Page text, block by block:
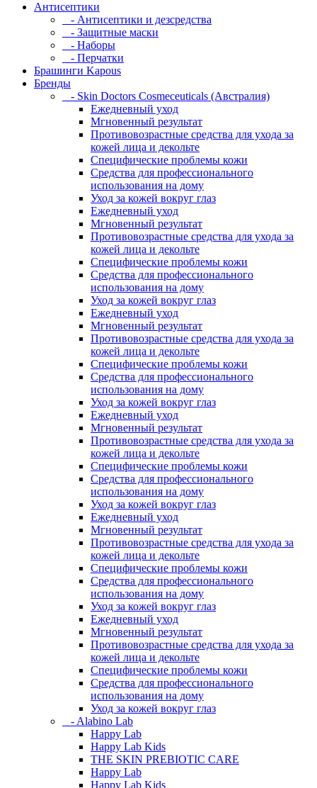
Антисептики
- Антисептики и дезсредства
- Защитные маски
- Наборы
- Перчатки
Брашинги Kapous
Бренды
- Skin Doctors Cosmeceuticals (Австралия)
Ежедневный уход
Мгновенный результат
Противовозрастные средства для ухода за
кожей лица и декольте
Специфические проблемы кожи
Средства для профессионального
использования на дому
Уход за кожей вокруг глаз
Ежедневный уход
Мгновенный результат
Противовозрастные средства для ухода за
кожей лица и декольте
Специфические проблемы кожи
Средства для профессионального
использования на дому
Уход за кожей вокруг глаз
Ежедневный уход
Мгновенный результат
Противовозрастные средства для ухода за
кожей лица и декольте
Специфические проблемы кожи
Средства для профессионального
использования на дому
Уход за кожей вокруг глаз
Ежедневный уход
Мгновенный результат
Противовозрастные средства для ухода за
кожей лица и декольте
Специфические проблемы кожи
Средства для профессионального
использования на дому
Уход за кожей вокруг глаз
Ежедневный уход
Мгновенный результат
Противовозрастные средства для ухода за
кожей лица и декольте
Специфические проблемы кожи
Средства для профессионального
использования на дому
Уход за кожей вокруг глаз
Ежедневный уход
Мгновенный результат
Противовозрастные средства для ухода за
кожей лица и декольте
Специфические проблемы кожи
Средства для профессионального
использования на дому
Уход за кожей вокруг глаз
- Alabino Lab
Happy Lab
Happy Lab Kids
THE SKIN PREBIOTIC CARE
Happy Lab
Happy Lab Kids